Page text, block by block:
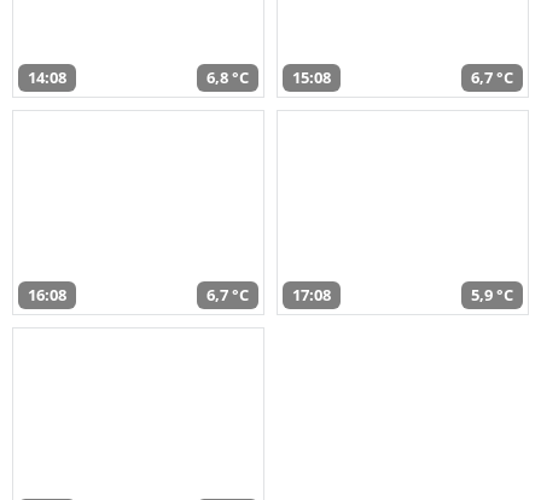
14:08 6,8 °C 15:08 6,7 °C
16:08 6,7 °C 17:08 5,9 °C